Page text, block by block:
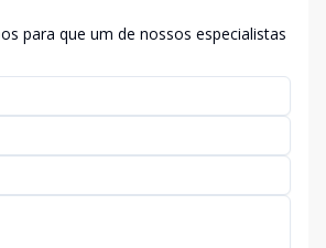
para que um de nossos especialistas